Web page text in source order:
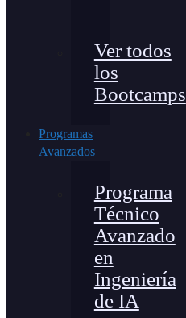
Ver todos
los
Bootcamps
Programas
Avanzados
Programa
Técnico
Avanzado
en
Ingeniería
de IA